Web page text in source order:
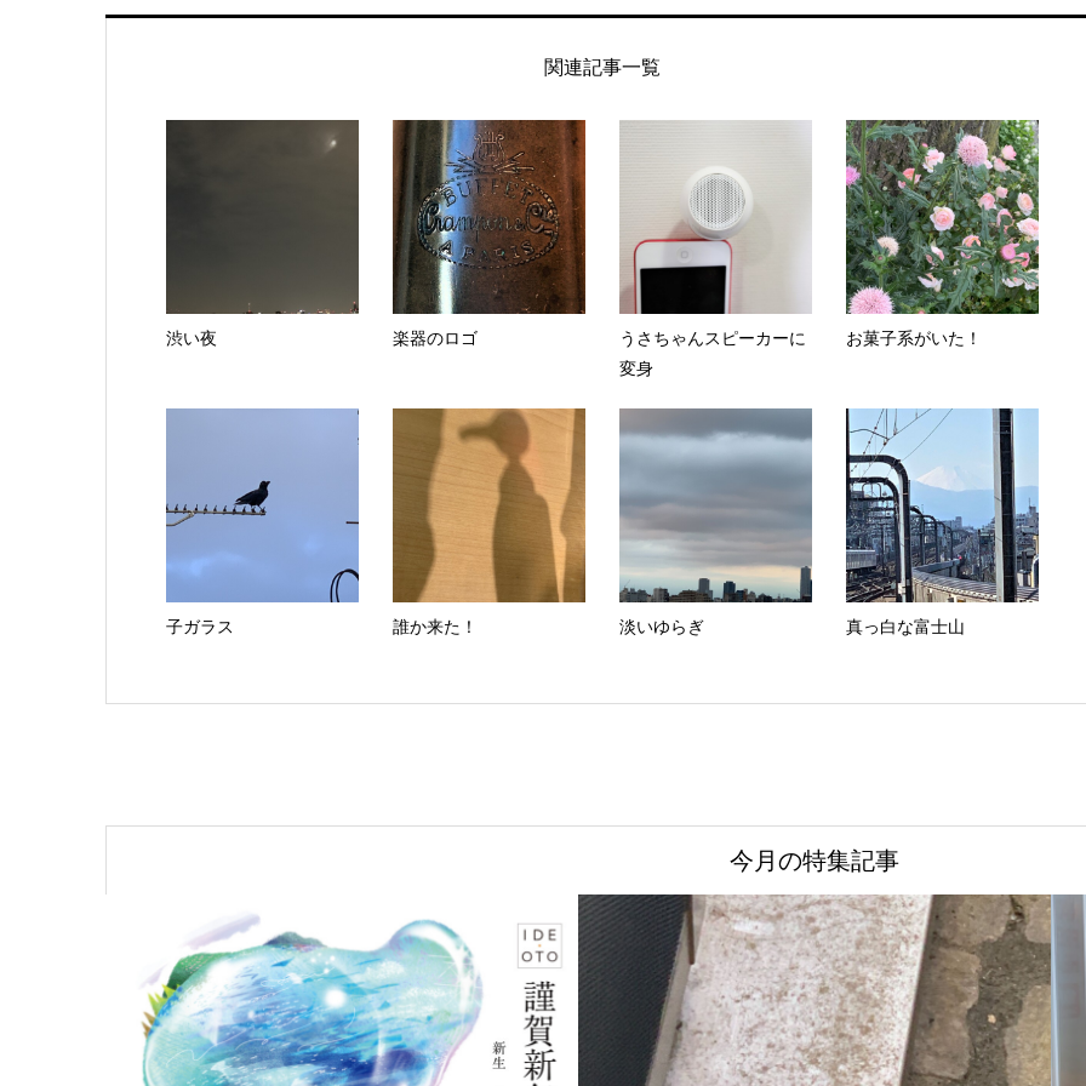
関連記事一覧
渋い夜 楽器のロゴ
うさちゃんスピーカーに
変身
お菓子系がいた！
子ガラス 誰か来た！ 淡いゆらぎ 真っ白な富士山
今月の特集記事